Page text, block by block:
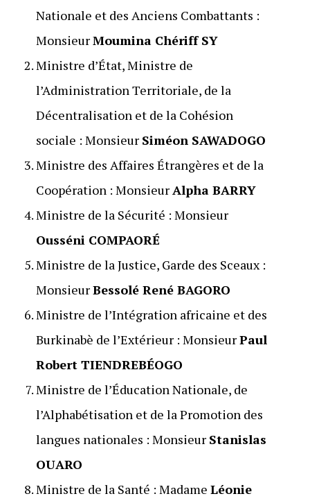
Nationale et des Anciens Combattants :
MonsieurMoumina Chériff SY
Ministre d’État, Ministre de
l’Administration Territoriale, de la
Décentralisation et de la Cohésion
sociale : Monsieur Siméon SAWADOGO
Ministre des Affaires Étrangères et de la
Coopération : MonsieurAlpha BARRY
Ministre de la Sécurité : Monsieur
Ousséni COMPAORÉ
Ministre de la Justice, Garde des Sceaux :
MonsieurBessolé René BAGORO
Ministre de l’Intégration africaine et des
Burkinabè de l’Extérieur : MonsieurPaul
Robert TIENDREBÉOGO
Ministre de l’Éducation Nationale, de
l’Alphabétisation et de la Promotion des
langues nationales : Monsieur Stanislas
OUARO
Ministre de la Santé : Madame Léonie